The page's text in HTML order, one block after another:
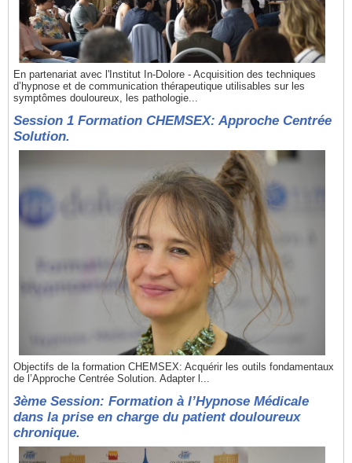
En partenariat avec l'Institut In-Dolore - Acquisition des techniques
d’hypnose et de communication thérapeutique utilisables sur les
symptômes douloureux, les pathologie...
Session 1 Formation CHEMSEX: Approche Centrée
Solution.
Objectifs de la formation CHEMSEX: Acquérir les outils fondamentaux
de l’Approche Centrée Solution. Adapter l...
3ème Session: Formation à l’Hypnose Médicale
dans la prise en charge du patient douloureux
chronique.